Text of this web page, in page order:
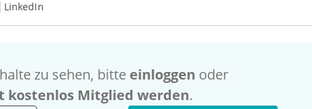
LinkedIn
zu sehen, bitte einloggen oder
kostenlos Mitglied werden.